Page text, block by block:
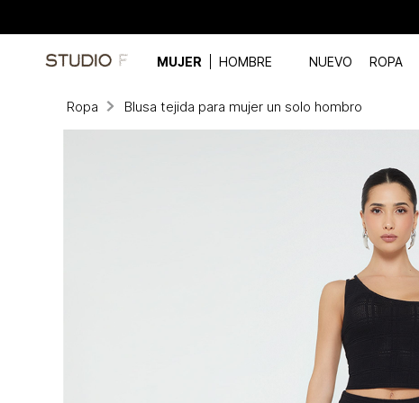
MUJER HOMBRE NUEVO ROPA
Ropa Blusa tejida para mujer un solo hombro